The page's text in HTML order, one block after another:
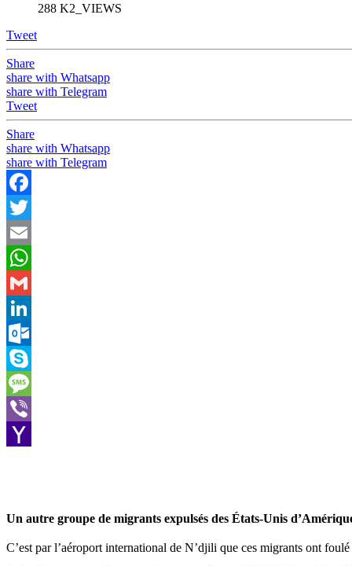
288 K2_VIEWS
Tweet
Share
share with Whatsapp
share with Telegram
Tweet
Share
share with Whatsapp
share with Telegram
Facebook
Twitter
Email
WhatsApp
Gmail
LinkedIn
Outlook.com
Skype
Message
Viber
Un autre groupe de migrants expulsés des États-Unis
C’est par l’aéroport international de N’djili que ces migrants ont